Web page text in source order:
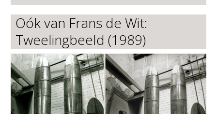
Oók van Frans de Wit:
Tweelingbeeld (1989)